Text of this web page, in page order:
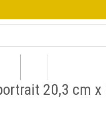
20,3 cm x